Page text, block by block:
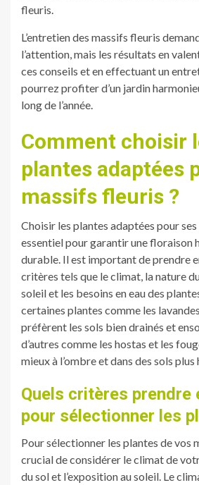
fleuris.
L’entretien des massifs fleuris
l’attention, mais les résultats en
ces conseils et en effectuant un
pourrez profiter d’un jardin
long de l’année.
Comment choisir
plantes adaptées
massifs fleuris ?
Choisir les plantes adaptées pour
essentiel pour garantir une floraison
durable. Il est important de prendre
critères tels que le climat, la nature
soleil et les besoins en eau des
certaines plantes comme les
préfèrent les sols bien drainés et
d’autres comme les hostas et les
mieux à l’ombre et dans des sols plus
Quels critères prendre
pour sélectionner les
Pour sélectionner les plantes de vos
crucial de considérer le climat de
du sol et l’exposition au soleil. Le